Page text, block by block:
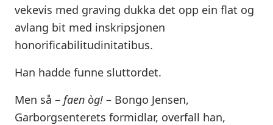
vekevis med graving dukka det opp ein flat og
avlang bit med inskripsjonen
honorificabilitudinitatibus.
Han hadde funne sluttordet.
Men så – faen òg! – Bongo Jensen,
Garborgsenterets formidlar, overfall han,